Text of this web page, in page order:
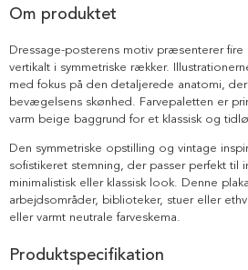
Om produktet
Dressage-posterens motiv præsenterer
vertikalt i symmetriske rækker.
med fokus på den detaljerede anatomi,
bevægelsens skønhed. Farvepaletten er
varm beige baggrund for et klassisk og
Den symmetriske opstilling og vintage
sofistikeret stemning, der passer perfekt til
minimalistisk eller klassisk look. Denne
arbejdsområder, biblioteker, stuer eller
eller varmt neutrale farveskema.
Produktspecifikation